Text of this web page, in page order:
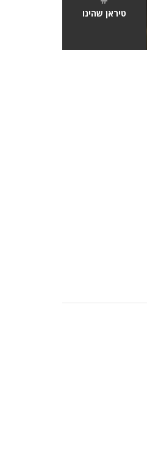
טיראן שהינו